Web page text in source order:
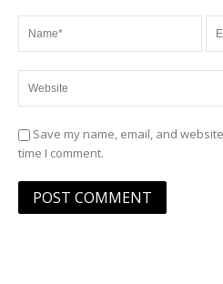
Save my name, email, and
time I comment.